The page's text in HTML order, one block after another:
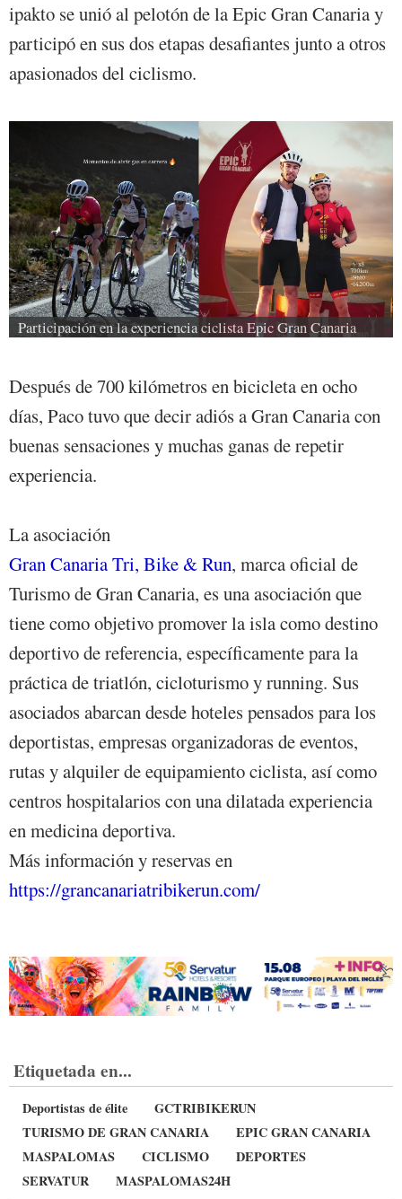
ipakto se unió al pelotón de laEpic Gran Canariay
participó en sus dos etapas desafiantes junto a otros
apasionados del ciclismo.
Participación en la experiencia ciclista Epic Gran Canaria
Después de 700 kilómetros en bicicleta en ocho
días, Paco tuvo que decir adiós a Gran Canaria con
buenas sensaciones y muchas ganas de repetir
experiencia.
La asociación
Gran Canaria Tri, Bike & Run, marca oficial de
Turismo de Gran Canaria, es una asociación que
tiene como objetivo promover la isla como destino
deportivo de referencia, específicamente para la
práctica de triatlón, cicloturismo y running. Sus
asociados abarcan desde hoteles pensados para los
deportistas, empresas organizadoras de eventos,
rutas y alquiler de equipamiento ciclista, así como
centros hospitalarios con una dilatada experiencia
en medicina deportiva.
Más información y reservas en
https://grancanariatribikerun.com/
Etiquetada en...
Deportistas de élite
GCTRIBIKERUN
TURISMO DE GRAN CANARIA
EPIC GRAN CANARIA
MASPALOMAS
CICLISMO
DEPORTES
SERVATUR
MASPALOMAS24H